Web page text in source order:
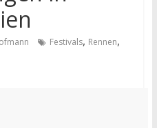
Festivals, Rennen,